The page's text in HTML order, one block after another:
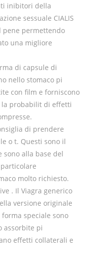
inibitori della
sessuale CIALIS
pene permettendo
una migliore
di capsule di
nello stomaco pi
con film e forniscono
probabilit di effetti
di prendere
o t. Questi sono il
sono alla base del
molto richiesto.
. Il Viagra generico
versione originale
speciale sono
assorbite pi
effetti collaterali e